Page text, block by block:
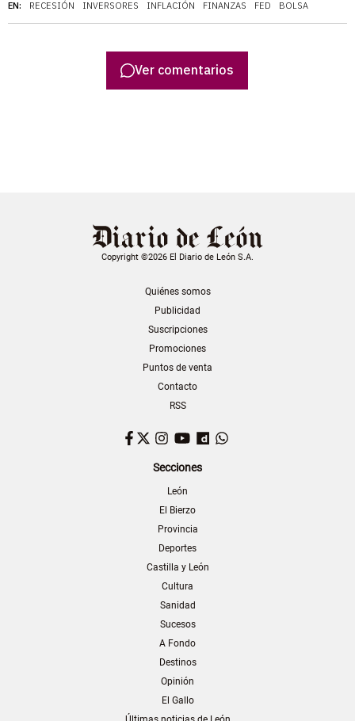
EN: RECESIÓN INVERSORES INFLACIÓN FINANZAS FED BOLSA
Ver comentarios
Copyright ©2026 El Diario de León S.A.
Quiénes somos
Publicidad
Suscripciones
Promociones
Puntos de venta
Contacto
RSS
Facebook
TwitterInstagram
YouTubeDailymotion
Secciones
León
El Bierzo
Provincia
Deportes
Castilla y León
Cultura
Sanidad
Sucesos
A Fondo
Destinos
Opinión
El Gallo